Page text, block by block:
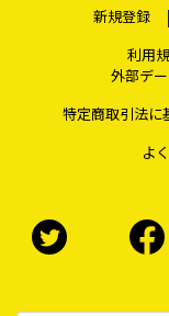
新規登録
利用
外部デ
特定商取引法に
よ